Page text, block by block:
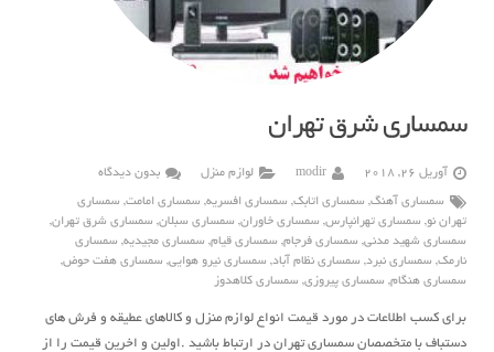
سمساری شرق تهران
آوریل 26, 2018 modir لوازم منزل بدون دیدگاه
سمساری آهنگ, سمساری اتابک, سمساری افسریه, سمساری امامت, سمساری
تهران نو, سمساری تهرانپارس, سمساری خاوران, سمساری سبلان, سمساری شرق تهران,
سمساری شهید مدنی, سمساری فرجام, سمساری قیام, سمساری مجیدیه, سمساری
نارمک, سمساری نبرد, سمساری نظام آباد, سمساری نیرو هوایی, سمساری هفت حوض,
سمساری هنگام, سمساری پیروزی, سمساری کلاهدوز
برای کسب اطلاعات در مورد قیمت انواع لوازم منزل و کالاهای عطیقه و فرش های
دستباف با متخصصان سمساری تهران در ارتباط باشید .اولین و اخرین قیمت را از